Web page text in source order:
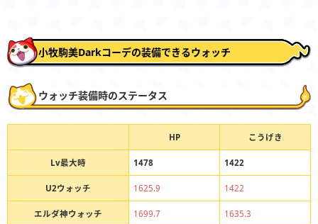
小牧駒美Darkコーデの装備できるウォッチ
ウォッチ装備時のステータス
HP こうげき
Lv最大時 1478 1422
U2ウォッチ 1625.9 1422
エルダ神ウォッチ 1699.7 1635.3